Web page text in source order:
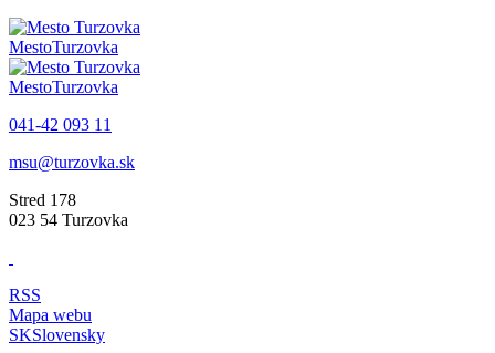
MestoTurzovka
MestoTurzovka
041-42 093 11
msu@turzovka.sk
Stred 178
023 54 Turzovka
RSS
Mapa webu
SKSlovensky